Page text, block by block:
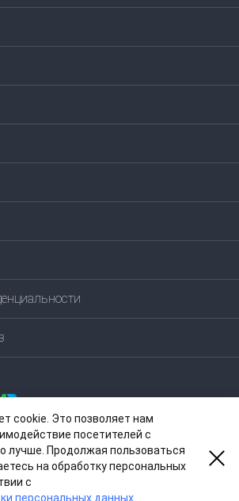
cookie. Это позволяет нам
посетителей с
лучше. Продолжая пользоваться
на обработку персональных
c
персональных данных